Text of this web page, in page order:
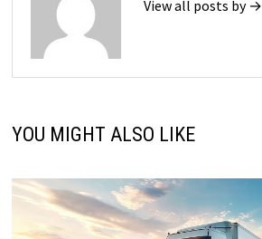
View all posts by →
YOU MIGHT ALSO LIKE